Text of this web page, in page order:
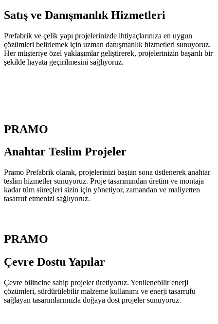
Satış ve DanışmanlıkHizmetleri
Prefabrik ve çelik yapı projelerinizde ihtiyaçlarınıza en uygun
çözümleri belirlemek için uzman danışmanlık hizmetleri sunuyoruz.
Her müşteriye özel yaklaşımlar geliştirerek, projelerinizin başarılı bir
şekilde hayata geçirilmesini sağlıyoruz.
PRAMO
Anahtar Teslim Projeler
Pramo Prefabrik olarak, projelerinizi baştan sona üstlenerek anahtar
teslim hizmetler sunuyoruz. Proje tasarımından üretim ve montaja
kadar tüm süreçleri sizin için yönetiyor, zamandan ve maliyetten
tasarruf etmenizi sağlıyoruz.
PRAMO
Çevre Dostu Yapılar
Çevre bilincine sahip projeler üretiyoruz. Yenilenebilir enerji
çözümleri, sürdürülebilir malzeme kullanımı ve enerji tasarrufu
sağlayan tasarımlarımızla doğaya dost projeler sunuyoruz.